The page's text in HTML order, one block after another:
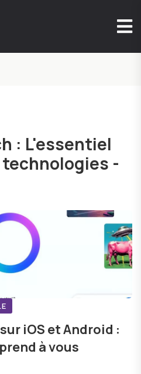
: L'essentiel
-
iOS et Android :
à vous